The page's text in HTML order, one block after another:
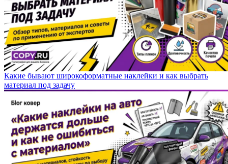
Какие бывают широкоформатные наклейки и как выбрать
материал под задачу